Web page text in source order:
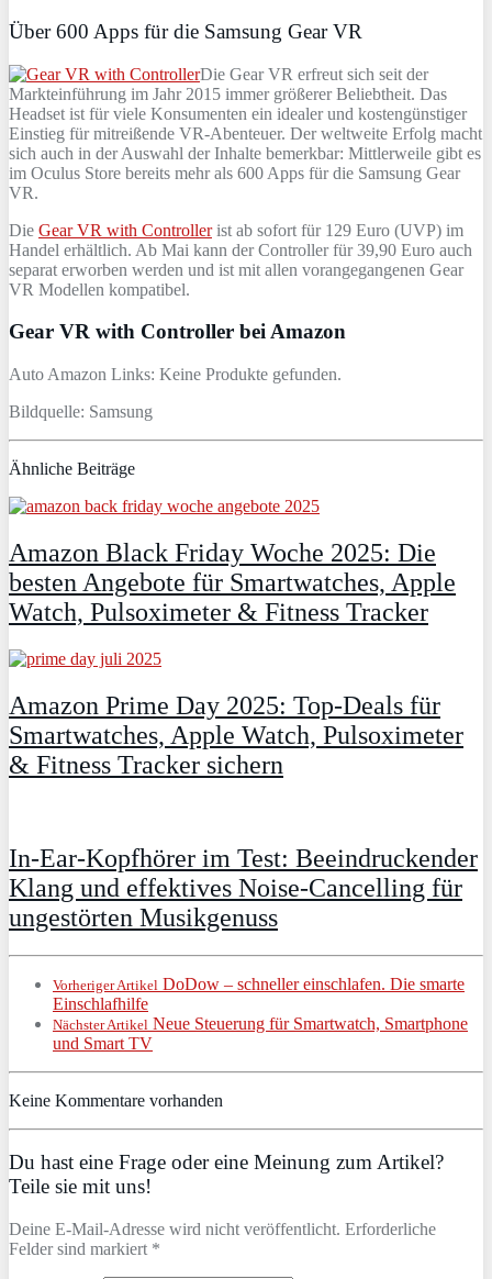
Über 600 Apps für die Samsung Gear VR
Die Gear VR erfreut sich seit der
Markteinführung im Jahr 2015 immer größerer Beliebtheit. Das
Headset ist für viele Konsumenten ein idealer und kostengünstiger
Einstieg für mitreißende VR-Abenteuer. Der weltweite Erfolg macht
sich auch in der Auswahl der Inhalte bemerkbar: Mittlerweile gibt es
im Oculus Store bereits mehr als 600 Apps für die Samsung Gear
VR.
Die Gear VR with Controllerist ab sofort für 129 Euro (UVP) im
Handel erhältlich. Ab Mai kann der Controller für 39,90 Euro auch
separat erworben werden und ist mit allen vorangegangenen Gear
VR Modellen kompatibel.
Gear VR with Controller bei Amazon
Auto Amazon Links: Keine Produkte gefunden.
Bildquelle: Samsung
Ähnliche Beiträge
Amazon Black Friday Woche 2025: Die
besten Angebote für Smartwatches, Apple
Watch, Pulsoximeter & Fitness Tracker
Amazon Prime Day 2025: Top-Deals für
Smartwatches, Apple Watch, Pulsoximeter
& Fitness Tracker sichern
In-Ear-Kopfhörer im Test: Beeindruckender
Klang und effektives Noise-Cancelling für
ungestörten Musikgenuss
Vorheriger Artikel DoDow – schneller einschlafen. Die smarte
Einschlafhilfe
Nächster Artikel Neue Steuerung für Smartwatch, Smartphone
und Smart TV
Keine Kommentare vorhanden
Du hast eine Frage oder eine Meinung zum Artikel?
Teile sie mit uns!
Deine E-Mail-Adresse wird nicht veröffentlicht. Erforderliche
Felder sind markiert *